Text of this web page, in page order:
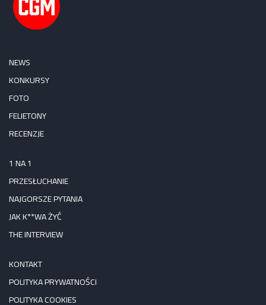
NEWS
KONKURSY
FOTO
FELIETONY
RECENZJE
1 NA 1
PRZESŁUCHANIE
NAJGORSZE PYTANIA
JAK K**WA ŻYĆ
THE INTERVIEW
KONTAKT
POLITYKA PRYWATNOŚCI
POLITYKA COOKIES